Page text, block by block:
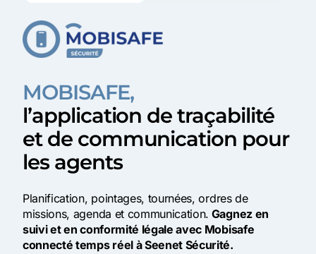
MOBISAFE,
l’application de traçabilité
et de communication pour
les agents
Planification, pointages, tournées, ordres de
missions, agenda et communication. Gagnez en
suivi et en conformité légale avec Mobisafe
connecté temps réel à Seenet Sécurité.